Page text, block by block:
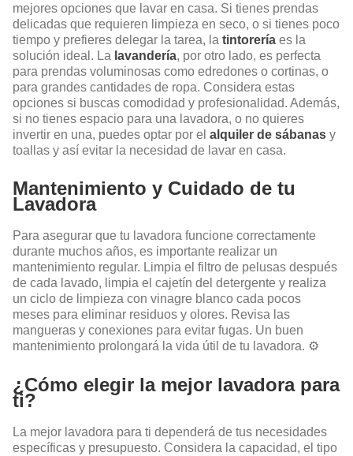
mejores opciones que lavar en casa. Si tienes prendas
delicadas que requieren limpieza en seco, o si tienes poco
tiempo y prefieres delegar la tarea, la tintorería es la
solución ideal. La lavandería, por otro lado, es perfecta
para prendas voluminosas como edredones o cortinas, o
para grandes cantidades de ropa. Considera estas
opciones si buscas comodidad y profesionalidad. Además,
si no tienes espacio para una lavadora, o no quieres
invertir en una, puedes optar por el alquiler de sábanas y
toallas y así evitar la necesidad de lavar en casa.
Mantenimiento y Cuidado de tu
Lavadora
Para asegurar que tu lavadora funcione correctamente
durante muchos años, es importante realizar un
mantenimiento regular. Limpia el filtro de pelusas después
de cada lavado, limpia el cajetín del detergente y realiza
un ciclo de limpieza con vinagre blanco cada pocos
meses para eliminar residuos y olores. Revisa las
mangueras y conexiones para evitar fugas. Un buen
mantenimiento prolongará la vida útil de tu lavadora. ⚙️
¿Cómo elegir la mejor lavadora para
ti?
La mejor lavadora para ti dependerá de tus necesidades
específicas y presupuesto. Considera la capacidad, el tipo